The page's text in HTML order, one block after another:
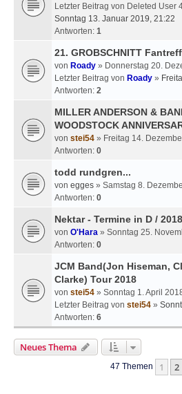
Letzter Beitrag von Deleted User
Sonntag 13. Januar 2019, 21:22
Antworten: 1
21. GROBSCHNITT
von Roady » Donnerstag 20.
Letzter Beitrag von Roady »
Antworten: 2
MILLER ANDERSON &
WOODSTOCK
von stei54 » Freitag 14.
Antworten: 0
todd rundgren...
von egges » Samstag 8.
Antworten: 0
Nektar - Termine in D /
von O'Hara » Sonntag 25.
Antworten: 0
JCM Band(Jon Hiseman,
Clarke) Tour 2018
von stei54 » Sonntag 1. April
Letzter Beitrag von stei54 »
Antworten: 6
Neues Thema
47 Themen 1 2